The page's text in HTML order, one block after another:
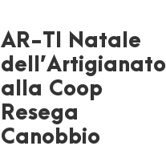
AR-TI Natale
dell’Artigianato
alla Coop
Resega
Canobbio